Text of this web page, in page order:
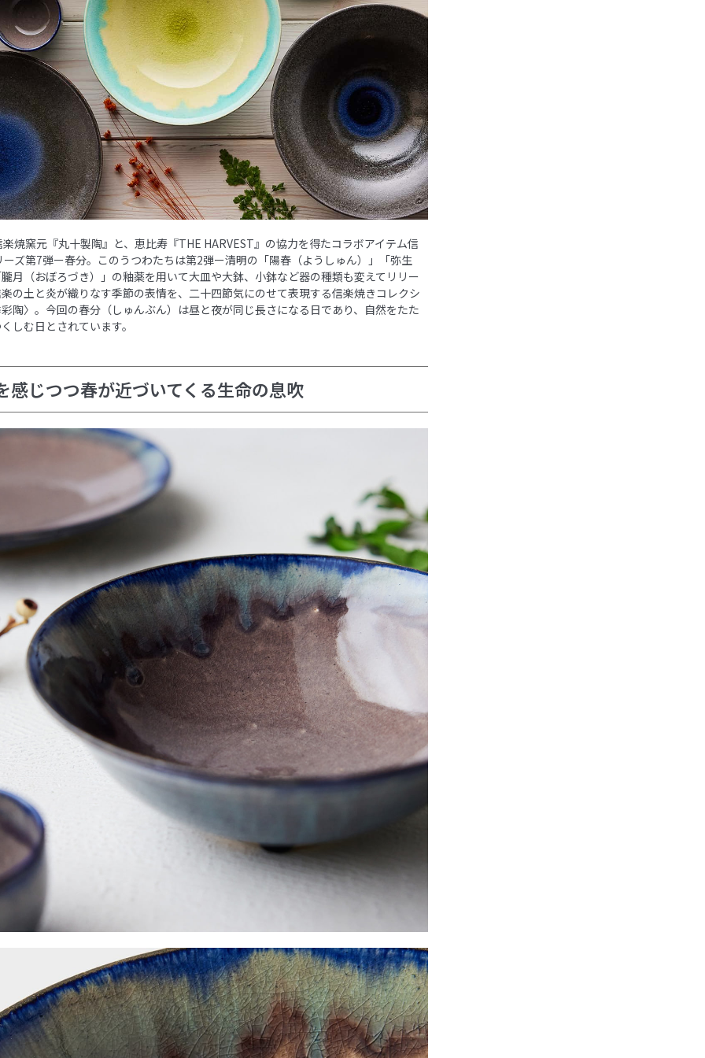
焼窯元『丸十製陶』と、恵比寿『THE HARVEST』の協力を得たコラボアイテム信
ーズ第7弾ー春分。このうつわたちは第2弾ー清明の「陽春（ようしゅん）」「弥生
月（おぼろづき）」の釉薬を用いて大皿や大鉢、小鉢など器の種類も変えてリリー
の土と炎が織りなす季節の表情を、二十四節気にのせて表現する信楽焼きコレクシ
陶〉。今回の春分（しゅんぶん）は昼と夜が同じ長さになる日であり、自然をたた
しむ日とされています。
感じつつ春が近づいてくる生命の息吹